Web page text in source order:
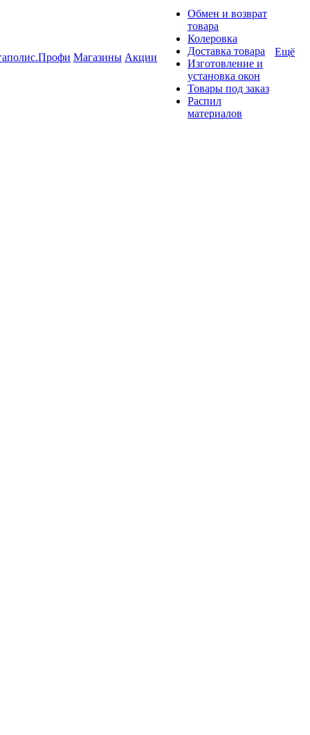
Магазины Акции
Обмен и возврат
товара
Колеровка
Доставка товара
Изготовление и
установка окон
Товары под заказ
Распил
материалов
Ещё